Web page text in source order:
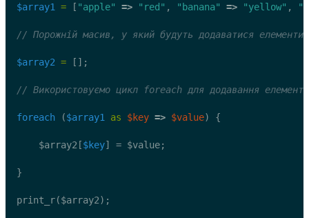
$array1 = [ "apple" => "red" , "banana" => "yellow" ,
// Порожній масив, у який будуть додаватися елементи
$array2 = [];
// Використовуємо цикл foreach для додавання
foreach ($array1 as $key => $value) {
$array2[$key] = $value;
}
print_r($array2);